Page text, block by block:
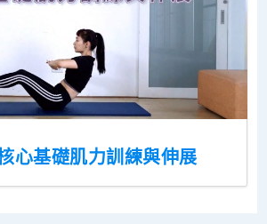
心基礎肌力訓練與伸展